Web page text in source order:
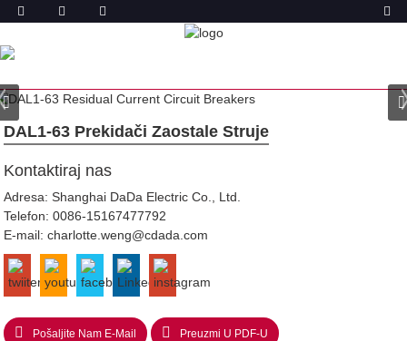
PROIZVODA
DAL1-63 Prekidači Zaostale Struje
Kontaktiraj nas
Adresa: Shanghai DaDa Electric Co., Ltd.
Telefon:0086-15167477792
E-mail:charlotte.weng@cdada.com
Pošaljite Nam E-Mail Preuzmi U PDF-U